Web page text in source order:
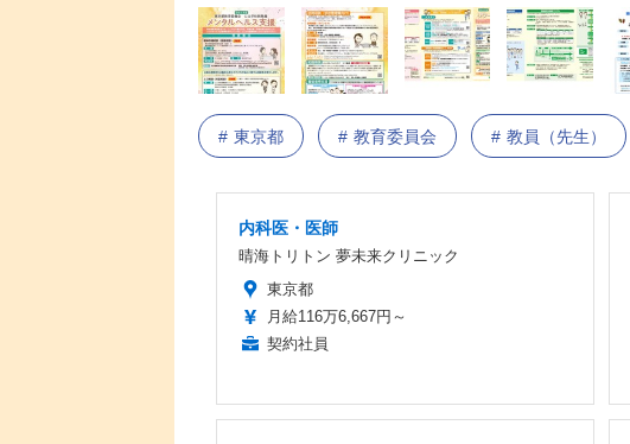
東京都 教育委員会 教員（先生）
内科医・医師
晴海トリトン 夢未来クリニック
東京都
月給116万6,667円～
契約社員